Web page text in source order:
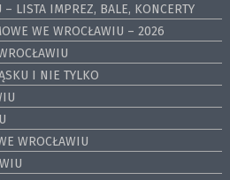
– LISTA IMPREZ, BALE, KONCERTY
WE WROCŁAWIU – 2026
I NIE TYLKO
WROCŁAWIU